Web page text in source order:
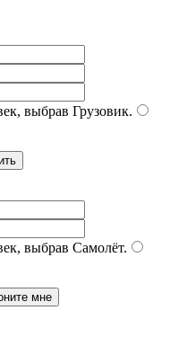
выбрав Грузовик.
выбрав Самолёт.